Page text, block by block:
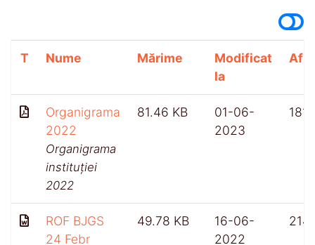
T Nume Mărime
Modificat
la
Organigrama
2022
Organigrama
instituției
2022
81.46 KB
01-06-
2023
1811
ROF BJGS
24 Febr
49.78 KB
16-06-
2022